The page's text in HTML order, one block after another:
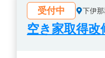
受付中 下伊
空き家取得改